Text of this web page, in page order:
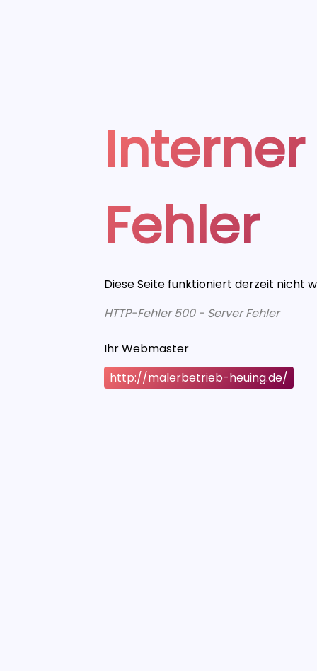
Fehler
Diese Seite funktioniert derzeit nicht
HTTP-Fehler 500 - Server Fehler
Ihr Webmaster
http://malerbetrieb-heuing.de/